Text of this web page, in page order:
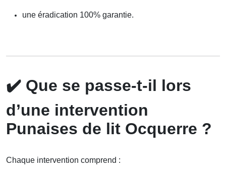
une éradication 100% garantie.
✔️ Que se passe-t-il lors
d’une intervention
Punaises de lit Ocquerre ?
Chaque intervention comprend :